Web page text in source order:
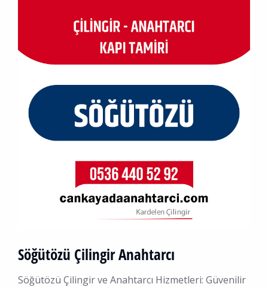
Söğütözü Çilingir Anahtarcı
Söğütözü Çilingir ve Anahtarcı Hizmetleri: Güvenilir